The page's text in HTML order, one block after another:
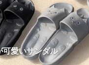
可愛いサンダル